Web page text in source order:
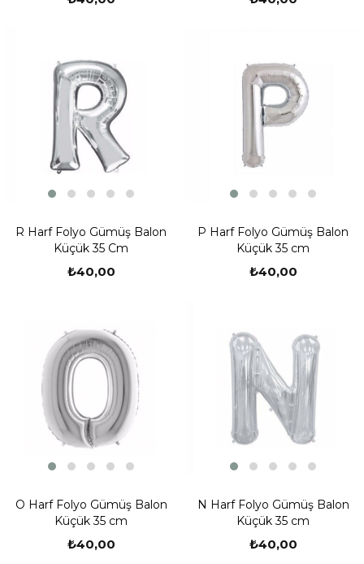
R Harf Folyo Gümüş Balon
Küçük 35 Cm
₺40,00
P Harf Folyo Gümüş Balon
Küçük 35 cm
₺40,00
O Harf Folyo Gümüş Balon
Küçük 35 cm
₺40,00
N Harf Folyo Gümüş Balon
Küçük 35 cm
₺40,00